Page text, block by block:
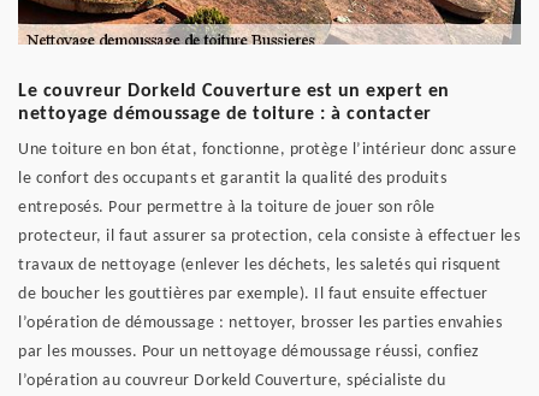
Le couvreur Dorkeld Couverture est un expert en
nettoyage démoussage de toiture : à contacter
Une toiture en bon état, fonctionne, protège l’intérieur donc assure
le confort des occupants et garantit la qualité des produits
entreposés. Pour permettre à la toiture de jouer son rôle
protecteur, il faut assurer sa protection, cela consiste à effectuer les
travaux de nettoyage (enlever les déchets, les saletés qui risquent
de boucher les gouttières par exemple). Il faut ensuite effectuer
l’opération de démoussage : nettoyer, brosser les parties envahies
par les mousses. Pour un nettoyage démoussage réussi, confiez
l’opération au couvreur Dorkeld Couverture, spécialiste du